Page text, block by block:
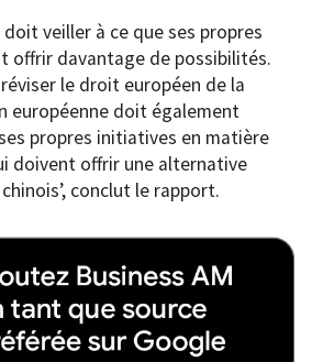
doit veiller à ce que ses propres
offrir davantage de possibilités.
le droit européen de la
européenne doit également
propres initiatives en matière
doivent offrir une alternative
conclut le rapport.